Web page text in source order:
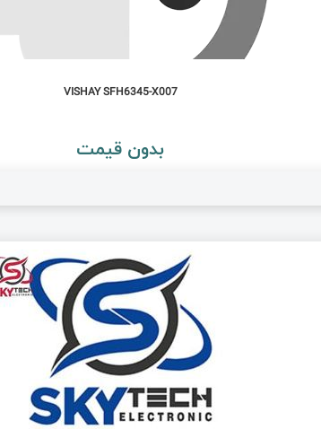
VISHAY SFH6345-X007
بدون قیمت